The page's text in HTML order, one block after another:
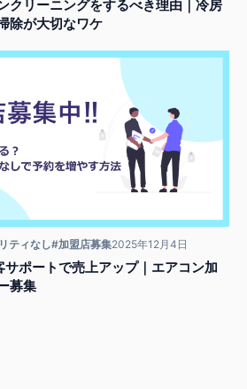
クリーニングをするべき理由｜冷房
除が大切なワケ
ティなし#加盟店募集2025年12月4日
ポートで売上アップ｜エアコン加
募集